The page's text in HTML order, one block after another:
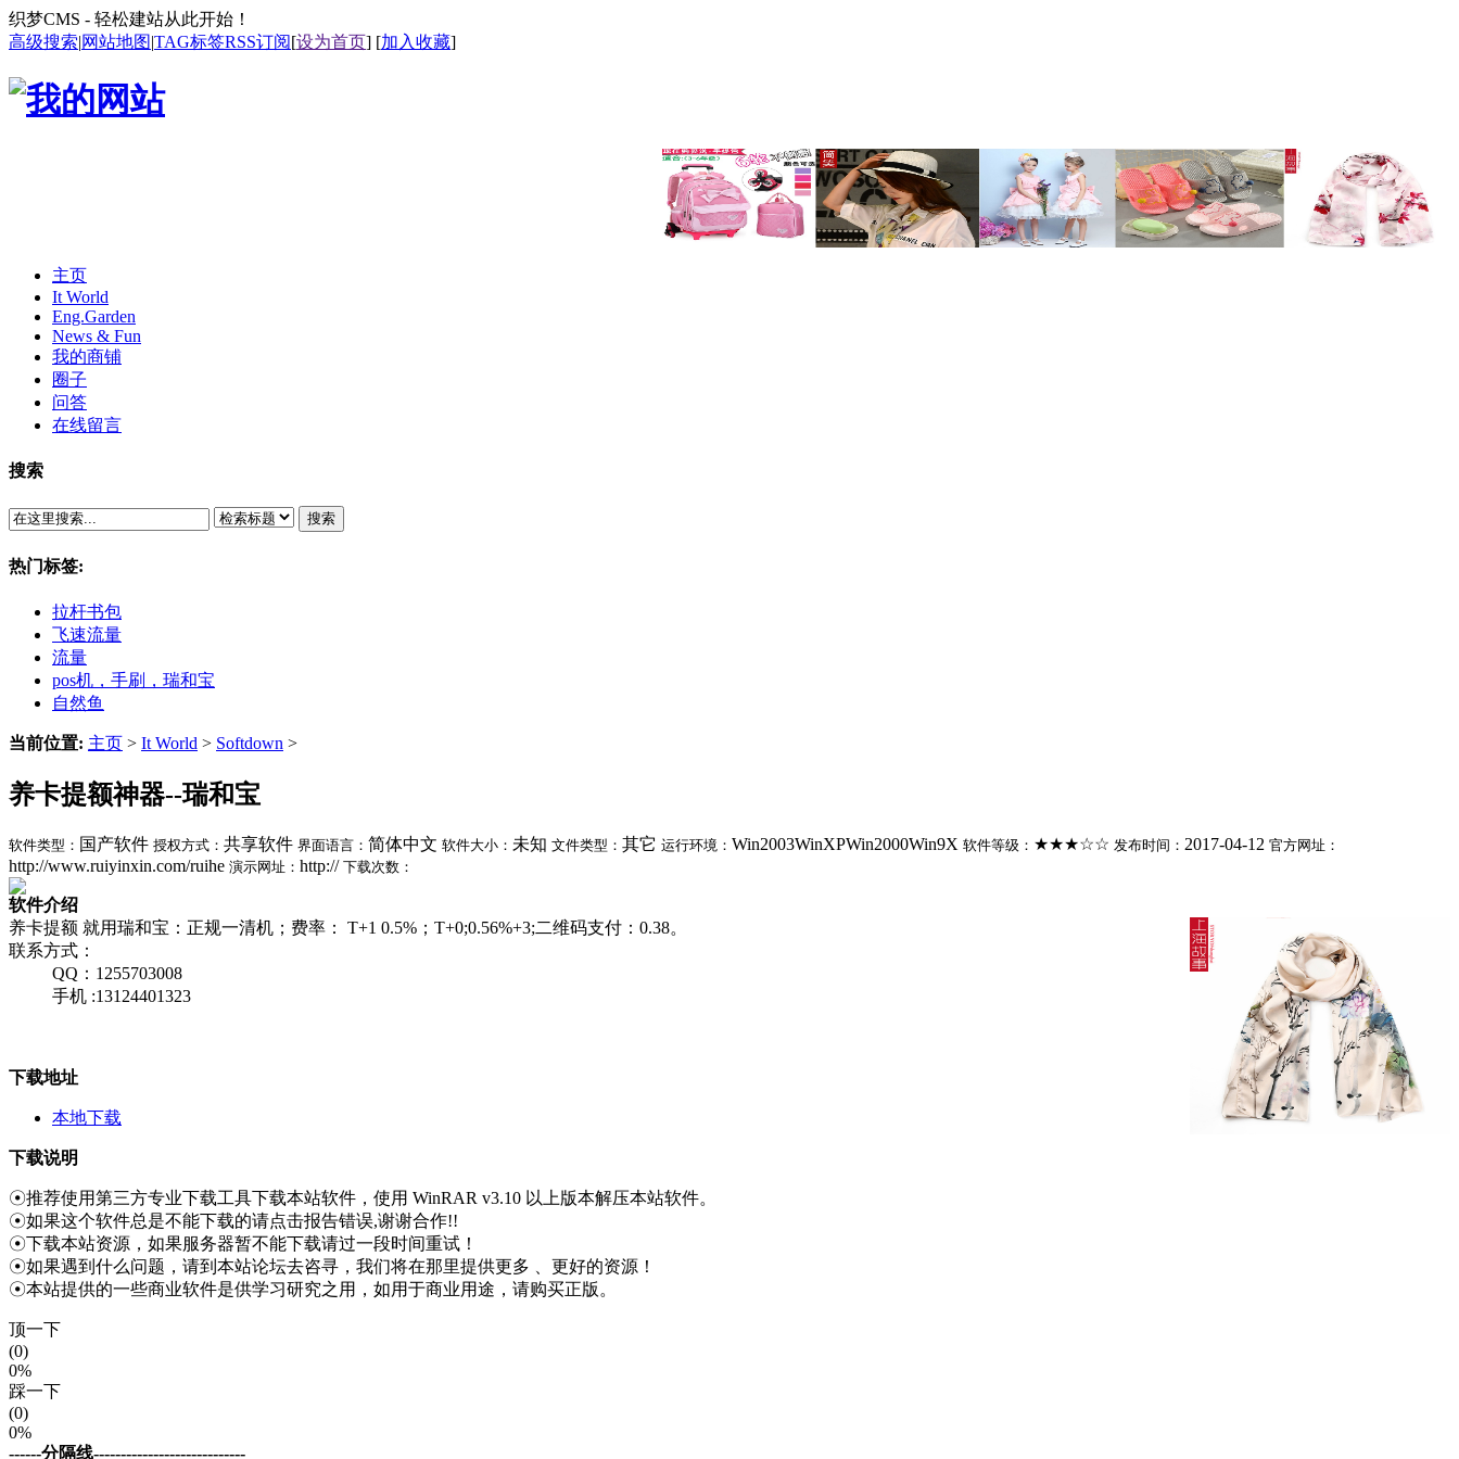
织梦CMS - 轻松建站从此开始！
高级搜索|网站地图|TAG标签RSS订阅[设为首页] [加入收藏]
主页
It World
Eng.Garden
News & Fun
我的商铺
圈子
问答
在线留言
搜索
搜索
热门标签:
拉杆书包
飞速流量
流量
pos机，手刷，瑞和宝
自然鱼
当前位置: 主页 > It World > Softdown >
养卡提额神器--瑞和宝
软件类型： 国产软件 授权方式： 共享软件 界面语言： 简体中文 软件大小： 未知 文件类型： 其它 运行环境： Win2003WinXPWin2000Win9X 软件等级： ★★★☆☆ 发布时间： 2017-04-12 官方网址：
http://www.ruiyinxin.com/ruihe 演示网址： http:// 下载次数：
软件介绍
养卡提额 就用瑞和宝：正规一清机；费率： T+1 0.5%；T+0;0.56%+3;二维码支付：0.38。
联系方式：
QQ：1255703008
手机 :13124401323
下载地址
本地下载
下载说明
☉推荐使用第三方专业下载工具下载本站软件，使用 WinRAR v3.10 以上版本解压本站软件。
☉如果这个软件总是不能下载的请点击报告错误,谢谢合作!!
☉下载本站资源，如果服务器暂不能下载请过一段时间重试！
☉如果遇到什么问题，请到本站论坛去咨寻，我们将在那里提供更多 、更好的资源！
☉本站提供的一些商业软件是供学习研究之用，如用于商业用途，请购买正版。
顶一下
(0)
0%
踩一下
(0)
0%
------分隔线----------------------------